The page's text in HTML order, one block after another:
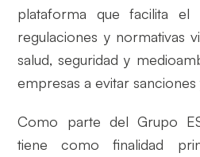
plataforma que facilita el
regulaciones y normativas
salud, seguridad y
empresas a evitar sanciones
Como parte del Grupo
tiene como finalidad